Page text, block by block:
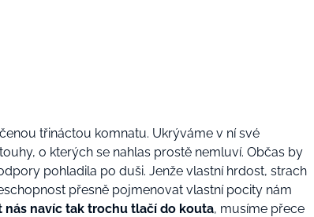
třináctou komnatu. Ukrýváme v ní své
o kterých se nahlas prostě nemluví. Občas by
pohladila po duši. Jenže vlastní hrdost, strach
přesně pojmenovat vlastní pocity nám
nás navíc tak trochu tlačí do kouta, musíme přece